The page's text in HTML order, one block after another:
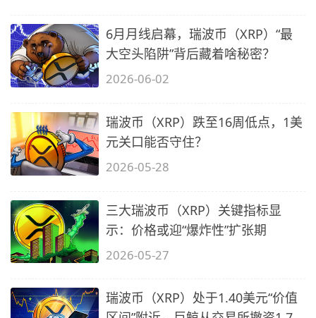
6月月线启幕，瑞波币（XRP）“最
大空头陷阱”背后藏着啥秘密？
2026-06-02
瑞波币（XRP）跌至16周低点，1美
元关口能否守住？
2026-05-28
三大瑞波币（XRP）关键指标显
示：价格或迎“爆炸性”扩张期
2026-05-27
瑞波币（XRP）处于1.40美元“价值